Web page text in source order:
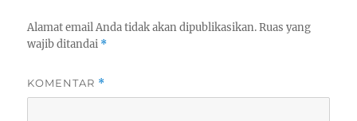
Alamat email Anda tidak akan dipublikasikan. Ruas yang
wajib ditandai *
KOMENTAR *